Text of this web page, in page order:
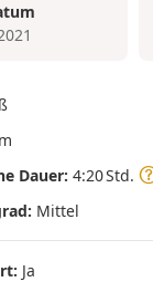
Dauer: 4:20 Std.
Mittel
Ja